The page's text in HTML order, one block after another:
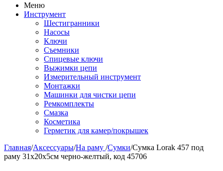
Меню
Инструмент
Шестигранники
Насосы
Ключи
Съемники
Спицевые ключи
Выжимки цепи
Измерительный инструмент
Монтажки
Машинки для чистки цепи
Ремкомплекты
Смазка
Косметика
Герметик для камер/покрышек
Главная/Аксессуары/На раму /Сумки/Сумка Lorak 457 под
раму 31х20х5см черно-желтый, код 45706